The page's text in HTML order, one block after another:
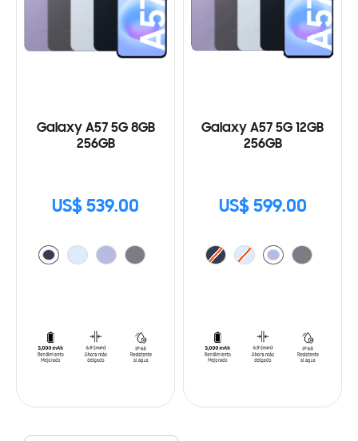
Galaxy A57 5G 8GB
256GB
US$ 539.00
Galaxy A57 5G 12GB
256GB
US$ 599.00